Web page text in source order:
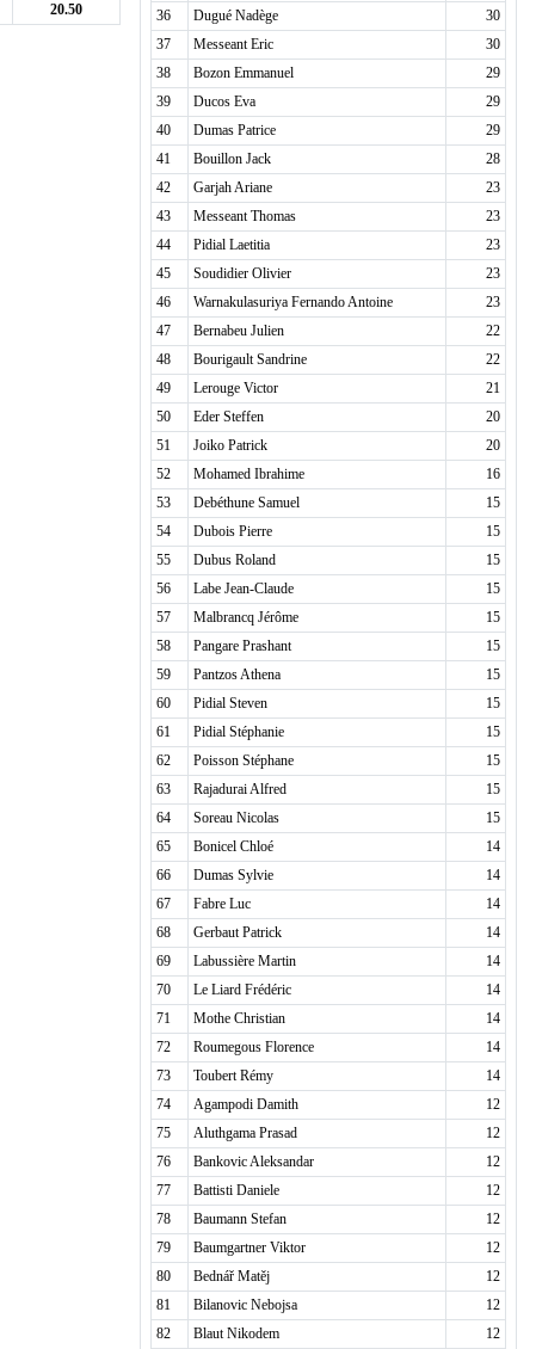
20.50
36
Dugué Nadège
30
37
Messeant Eric
30
38
Bozon Emmanuel
29
39
Ducos Eva
29
40
Dumas Patrice
29
41
Bouillon Jack
28
42
Garjah Ariane
23
43
Messeant Thomas
23
44
Pidial Laetitia
23
45
Soudidier Olivier
23
46
Warnakulasuriya Fernando Antoine
23
47
Bernabeu Julien
22
48
Bourigault Sandrine
22
49
Lerouge Victor
21
50
Eder Steffen
20
51
Joiko Patrick
20
52
Mohamed Ibrahime
16
53
Debéthune Samuel
15
54
Dubois Pierre
15
55
Dubus Roland
15
56
Labe Jean-Claude
15
57
Malbrancq Jérôme
15
58
Pangare Prashant
15
59
Pantzos Athena
15
60
Pidial Steven
15
61
Pidial Stéphanie
15
62
Poisson Stéphane
15
63
Rajadurai Alfred
15
64
Soreau Nicolas
15
65
Bonicel Chloé
14
66
Dumas Sylvie
14
67
Fabre Luc
14
68
Gerbaut Patrick
14
69
Labussière Martin
14
70
Le Liard Frédéric
14
71
Mothe Christian
14
72
Roumegous Florence
14
73
Toubert Rémy
14
74
Agampodi Damith
12
75
Aluthgama Prasad
12
76
Bankovic Aleksandar
12
77
Battisti Daniele
12
78
Baumann Stefan
12
79
Baumgartner Viktor
12
80
Bednář Matěj
12
81
Bilanovic Nebojsa
12
82
Blaut Nikodem
12